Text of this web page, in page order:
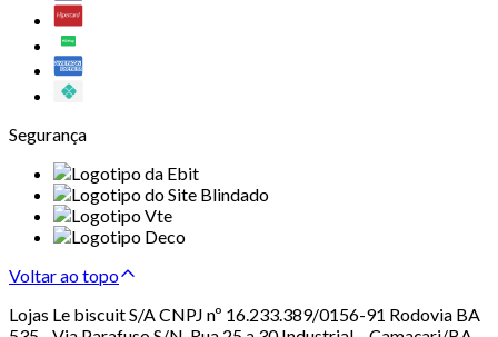
Segurança
Voltar ao topo
Lojas Le biscuit S/A CNPJ nº 16.233.389/0156-91 Rodovia BA